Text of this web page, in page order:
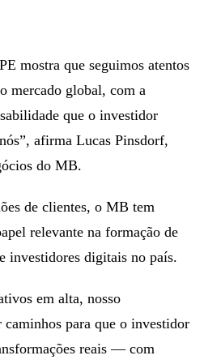
mostra que seguimos atentos
mercado global, com a
que o investidor
afirma Lucas Pinsdorf,
do MB.
de clientes, o MB tem
relevante na formação de
investidores digitais no país.
em alta, nosso
para que o investidor
reais — com